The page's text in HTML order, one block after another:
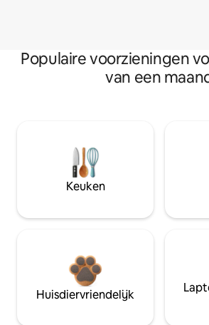
Populaire voorzieningen
van een
Keuken
Huisdiervriendelijk